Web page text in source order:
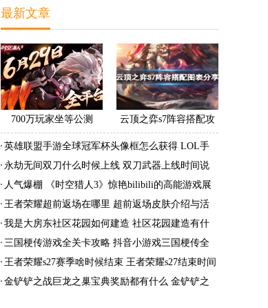
最新文章
700万玩家坐等公测
《时空猎人3》老玩家加
云顶之弈s7阵容搭配攻
略 s7最强阵容搭配组成
大全最新
英雄联盟手游全球冠军杯头像框怎么获得 LOL手
游2022全球冠军杯头像框领取活动
永劫无间双刀什么时候上线 双刀武器上线时间说
明与分享
人气爆棚 《时空猎人3》惊艳bilibili的高能游戏展
发布会
王者荣耀超前返场在哪里 超前返场皮肤介绍与活
动一览
我是大房东社区花园如何建造 社区花园建造有什
么条件
三国梗传游戏全关卡攻略 抖音小游戏三国梗传全
结局一览
王者荣耀s27赛季啥时候结束 王者荣耀s27结束时间
金铲铲之战巨龙之巢宝典奖励都有什么 金铲铲之